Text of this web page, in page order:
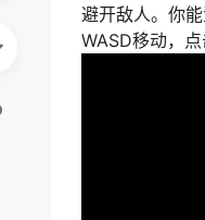
避开敌人。你能
WASD移动，